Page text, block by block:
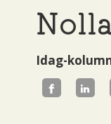
Idag-